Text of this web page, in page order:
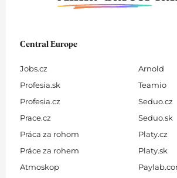
Central Europe
Jobs.cz
Profesia.sk
Profesia.cz
Prace.cz
Práca za rohom
Práce za rohem
Atmoskop
Arnold
Teamio
Seduo.cz
Seduo.sk
Platy.cz
Platy.sk